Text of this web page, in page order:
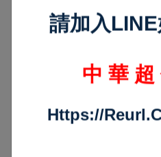
🇬🇧 GBP
請加入
中 華 超
Https://